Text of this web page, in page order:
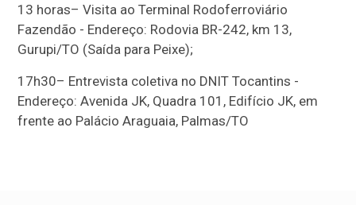
13 horas– Visita ao Terminal Rodoferroviário
Fazendão - Endereço: Rodovia BR-242, km 13,
Gurupi/TO (Saída para Peixe);
17h30– Entrevista coletiva no DNIT Tocantins -
Endereço: Avenida JK, Quadra 101, Edifício JK, em
frente ao Palácio Araguaia, Palmas/TO